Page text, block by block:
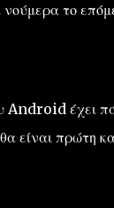
νούμερα το
Android έχει
είναι πρώτη